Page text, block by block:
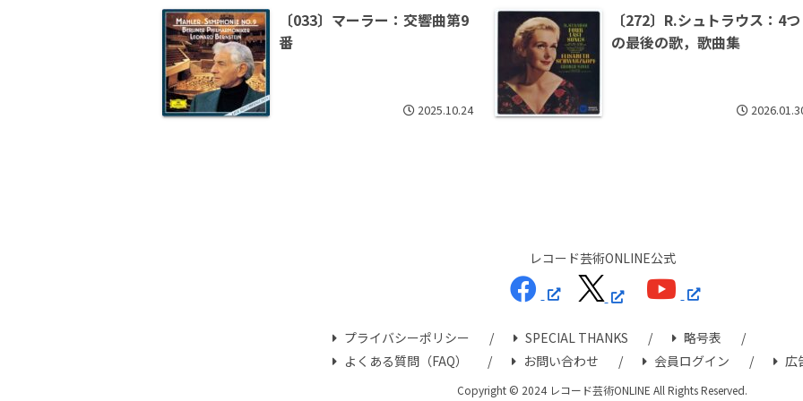
〔033〕マーラー：交響曲第9
番
2025.10.24
〔272〕R.シュトラウス：4つ
の最後の歌，歌曲集
レコード芸術ONLINE公式
プライバシーポリシー SPECIAL THANKS
略号表
よくある質問（FAQ）
お問い合わせ 会員ログイン 広
Copyright © 2024 レコード芸術ONLINE All Rights Reserved.